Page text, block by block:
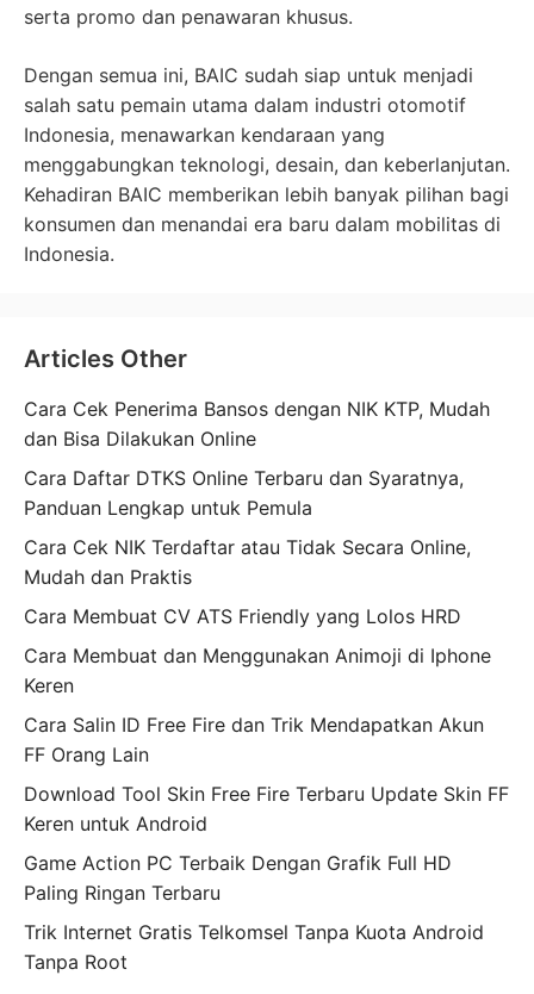
serta promo dan penawaran khusus.
Dengan semua ini, BAIC sudah siap untuk menjadi
salah satu pemain utama dalam industri otomotif
Indonesia, menawarkan kendaraan yang
menggabungkan teknologi, desain, dan keberlanjutan.
Kehadiran BAIC memberikan lebih banyak pilihan bagi
konsumen dan menandai era baru dalam mobilitas di
Indonesia.
Articles Other
Cara Cek Penerima Bansos dengan NIK KTP, Mudah
dan Bisa Dilakukan Online
Cara Daftar DTKS Online Terbaru dan Syaratnya,
Panduan Lengkap untuk Pemula
Cara Cek NIK Terdaftar atau Tidak Secara Online,
Mudah dan Praktis
Cara Membuat CV ATS Friendly yang Lolos HRD
Cara Membuat dan Menggunakan Animoji di Iphone
Keren
Cara Salin ID Free Fire dan Trik Mendapatkan Akun
FF Orang Lain
Download Tool Skin Free Fire Terbaru Update Skin FF
Keren untuk Android
Game Action PC Terbaik Dengan Grafik Full HD
Paling Ringan Terbaru
Trik Internet Gratis Telkomsel Tanpa Kuota Android
Tanpa Root